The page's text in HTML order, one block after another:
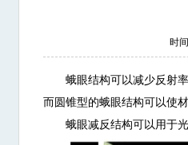
时
蛾眼结构可以减少反射
而圆锥型的蛾眼结构可以使
蛾眼减反结构可以用于